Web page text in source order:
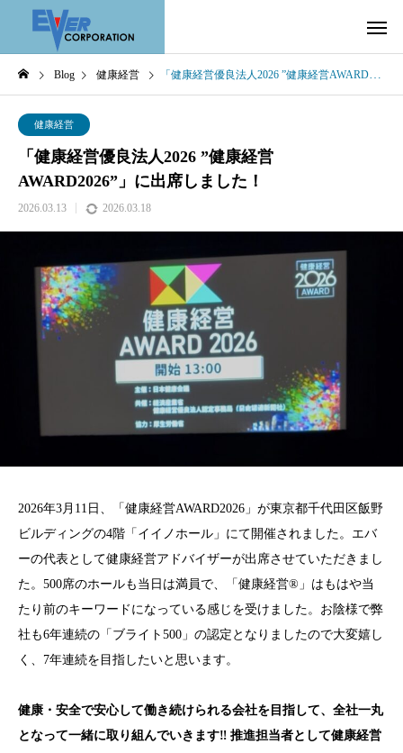
Blog 健康経営 「健康経営優良法人2026 ”健康経営AWARD2026”」に出席しました！
健康経営
「健康経営優良法人2026 ”健康経営
AWARD2026”」に出席しました！
2026.03.13 2026.03.18
2026年3月11日、「健康経営AWARD2026」が東京都千代田区飯野
ビルディングの4階「イイノホール」にて開催されました。エバ
ーの代表として健康経営アドバイザーが出席させていただきまし
た。500席のホールも当日は満員で、「健康経営®」はもはや当
たり前のキーワードになっている感じを受けました。お陰様で弊
社も6年連続の「ブライト500」の認定となりましたので大変嬉し
く、7年連続を目指したいと思います。
健康・安全で安心して働き続けられる会社を目指して、全社一丸
となって一緒に取り組んでいきます‼ 推進担当者として健康経営